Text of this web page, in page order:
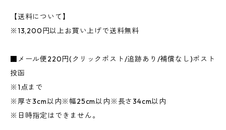
【送料について】
※13,200円以上お買い上げで送料無料
■メール便220円(クリックポスト/追跡あり/補償なし)ポスト
投函
※1点まで
※厚さ3cm以内※幅25cm以内※長さ34cm以内
※日時指定はできません。